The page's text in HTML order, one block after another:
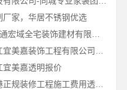
家，华居不锈钢优选
宜美嘉透明报价
苏州兔哥哥智装张家港正规装修工程施工费用透明报价